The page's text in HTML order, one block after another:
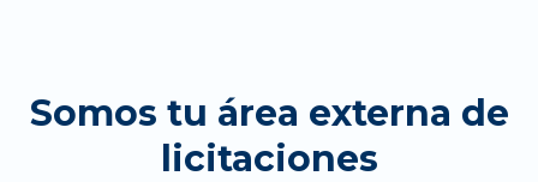
Somos tu área externa de
licitaciones